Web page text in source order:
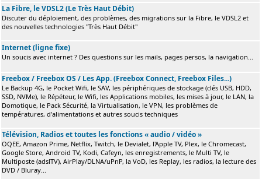
La Fibre, le VDSL2 (Le Très Haut Débit)
Discuter du déploiement, des problèmes, des migrations sur la Fibre, le VDSL2 et
des nouvelles technologies "Très Haut Débit"
Internet (ligne fixe)
Un soucis avec internet ? Des questions sur les mails, pages persos, la navigation...
Freebox / Freebox OS / Les App. (Freebox Connect, Freebox Files...)
Le Backup 4G, le Pocket Wifi, le SAV, les périphériques de stockage (clés USB, HDD,
SSD, NVMe), le Répéteur, le Wifi, les Applications mobiles, les mises à jour, le LAN, la
Domotique, le Pack Sécurité, la Virtualisation, le VPN, les problèmes de
températures, d'alimentations et autres soucis techniques
Télévision, Radios et toutes les fonctions « audio / vidéo »
OQEE, Amazon Prime, Netflix, Twitch, le Devialet, l'Apple TV, Plex, le Chromecast,
Google Store, Android TV, Kodi, Cafeyn, les enregistrements, le Multi TV, le
Multiposte (adslTV), AirPlay/DLNA/uPnP, la VoD, les Replay, les radios, la lecture des
DVD / Bluray...